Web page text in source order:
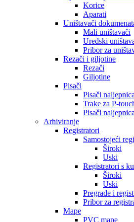
Korice
Aparati
Uništavači
Mali uništavači
Uredski
Pribor za
Rezači i giljotine
Rezači
Giljotine
Pisači
Pisači naljepnica
Trake za P-
Pisači
Arhiviranje
Registratori
Samostojeći
Široki
Uski
Registratori s
Široki
Uski
Pregrade i
Pribor za
Mape
PVC mape